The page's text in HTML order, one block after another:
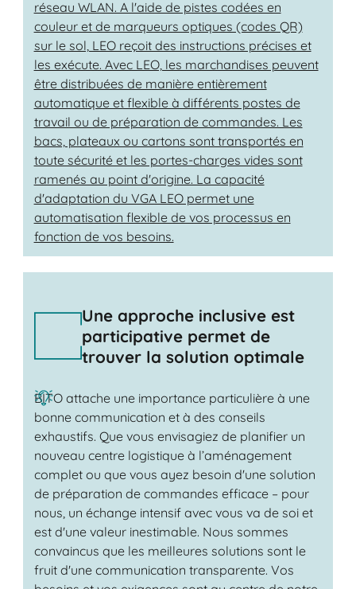
réseau WLAN. A l'aide de pistes codées en
couleur et de marqueurs optiques (codes QR)
sur le sol, LEO reçoit des instructions précises et
les exécute. Avec LEO, les marchandises peuvent
être distribuées de manière entièrement
automatique et flexible à différents postes de
travail ou de préparation de commandes. Les
bacs, plateaux ou cartons sont transportés en
toute sécurité et les portes-charges vides sont
ramenés au point d'origine. La capacité
d'adaptation du VGA LEO permet une
automatisation flexible de vos processus en
fonction de vos besoins.
Une approche inclusive est
participative permet de
trouver la solution optimale
BITO attache une importance particulière à une
bonne communication et à des conseils
exhaustifs. Que vous envisagiez de planifier un
nouveau centre logistique à l’aménagement
complet ou que vous ayez besoin d'une solution
de préparation de commandes efficace – pour
nous, un échange intensif avec vous va de soi et
est d'une valeur inestimable. Nous sommes
convaincus que les meilleures solutions sont le
fruit d'une communication transparente. Vos